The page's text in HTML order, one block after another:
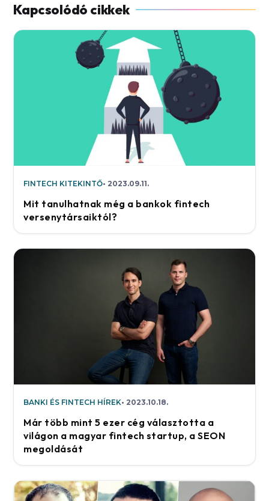
FINTECH KITEKINTŐ 2023.09.11.
Mit tanulhatnak még a bankok fintech
versenytársaiktól?
BANKI ÉS FINTECH HÍREK 2023.10.18.
Már több mint 5 ezer cég választotta a
világon a magyar fintech startup, a SEON
megoldását